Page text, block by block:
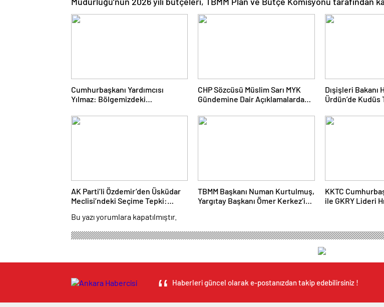
Cumhurbaşkanı Yardımcısı
Yılmaz: Bölgemizdeki
Çıkarmaya Devam Edeceğiz
CHP Sözcüsü Müslim Sarı MYK
Gündemine Dair Açıklamalarda
Yapıldı
Dışişleri Bakanı
Ürdün’de Kudüs
AK Parti’li Özdemir’den Üsküdar
Meclisi’ndeki Seçime Tepki:
Tutuyoruz
TBMM Başkanı Numan Kurtulmuş,
Yargıtay Başkanı Ömer Kerkez’i
KKTC
ile GKRY Lideri
Bu yazı yorumlara kapatılmıştır.
Haberleri güncel olarak e-postanızdan takip edebilirsiniz !